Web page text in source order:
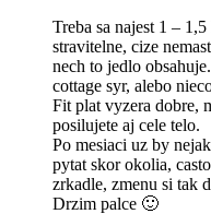
Treba sa najest 1 –
stravitelne, cize
nech to jedlo
cottage syr, alebo
Fit plat vyzera dobre,
posilujete aj cele telo.
Po mesiaci uz by
pytat skor okolia,
zrkadle, zmenu si tak
Drzim palce 🙂